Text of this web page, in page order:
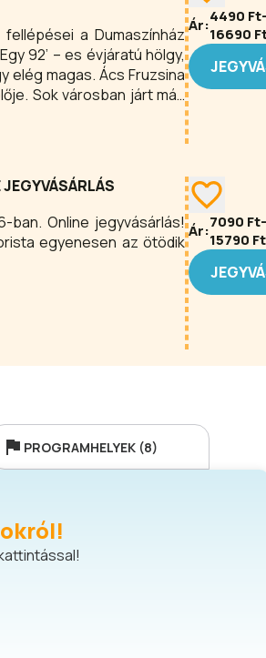
a Dumaszínház
92’ – es évjáratú hölgy,
elég magas. Ács Fruzsina
Sok városban járt már,
Ár:4490
16690
ban. Online jegyvásárlás!
egyenesen az ötödik
Ár:7090
15790
PROGRAMHELYEK (8)